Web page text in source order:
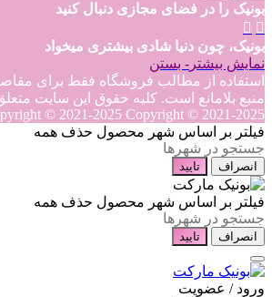
بونیک را در فضای مجازی دنبال کنید
بونیک، چون دنیا شادی بیشتری میخواد
نمایش بیشتر - بستن
استفاده از مطالب فروشگاه فقط برای
منبع بلامانع است. کلیه حقوق این سایت
© 2021-2025 Copyright © 2021-2025
فیلتر بر اساس شهر محصول حذف همه
انصراف تایید
فیلتر بر اساس شهر محصول حذف همه
انصراف تایید
ورود / عضویت